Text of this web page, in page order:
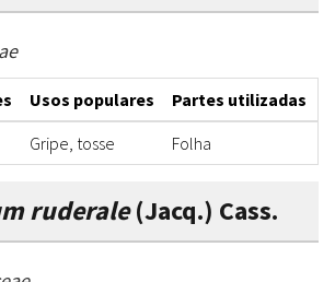
Usos populares Partes utilizadas
Gripe, tosse Folha
ruderale(Jacq.) Cass.